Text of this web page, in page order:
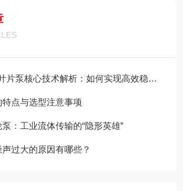
心技术解析：如何实现高效稳定的液压动力输出？
点与选型注意事项
：工业流体传输的“隐形英雄”
过大的原因有哪些？